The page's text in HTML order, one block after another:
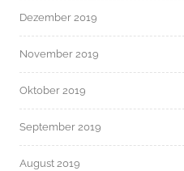
Dezember 2019
November 2019
Oktober 2019
September 2019
August 2019